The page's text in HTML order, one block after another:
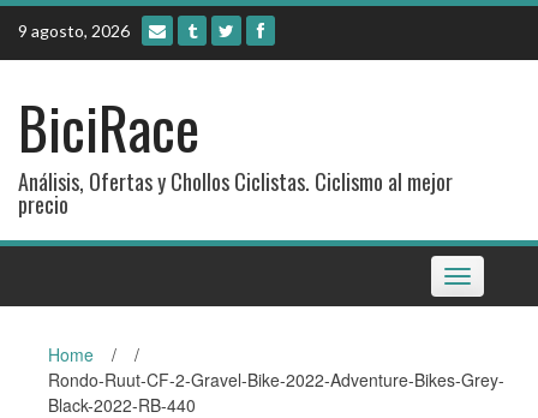
Skip
content
9 agosto, 2026
BiciRace
Análisis, Ofertas y Chollos Ciclistas. Ciclismo al mejor
precio
Toggle
navigation
Home /
/
Rondo-Ruut-CF-2-Gravel-Bike-2022-Adventure-Bikes-Grey-
Black-2022-RB-440